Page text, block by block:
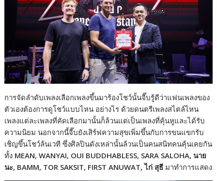
การจัดลำดับเพลงเลือกเพลงขึ้นมาร้องโชว์นั้นจี๊บรู้ดีว่าแฟนเพลงของ
ตัวเองต้องการดูโชว์แบบไหน อย่างไร ด้วยดนตรีเพลงสไตล์ไหน
เพลงแต่ละเพลงที่คัดเลือกมานั้นก็ล้วนแต่เป็นเพลงที่คุ้นหูและได้รับ
ความนิยม นอกจากนี้จี๊บยังเสิร์ฟความสุขเพิ่มขึ้นกับการขนแขกรับ
เชิญขึ้นโชว์ล้นเวที ซึ่งศิลปินดังเหล่านั้นล้วนเป็นคนสนิทคนคุ้นเคยกัน
ทั้ง MEAN, WANYAI, OUI BUDDHABLESS, SARA SALOHA, นาย
นะ, BAMM, TOR SAKSIT, FIRST ANUWAT, ไก่ สุธี มาทำการแสดง